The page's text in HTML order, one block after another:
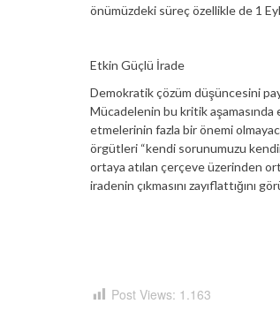
önümüzdeki süreç özellikle de 1
Etkin Güçlü İrade
Demokratik çözüm düşüncesini
Mücadelenin bu kritik
etmelerinin fazla bir önemi
örgütleri “kendi sorunumuzu
ortaya atılan çerçeve üzerinden
iradenin çıkmasını zayıflattığını
Post Views: 1.163